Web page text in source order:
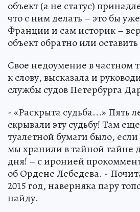
объект (а не статус)
что с ним делать – это бы
Франции и сам историк –
объект обратно или оставить
Свое недоумение в частном
к слову, высказала и
службы судов Петербурга
- «Раскрыта судьба...» Пять
скрывали эту судьбу! Там
туалетной бумаги было, если
мы хранили в тайной тайне
дня! – с иронией
об Ордене Лебедева. -
2015 год, наверняка пару
найду.